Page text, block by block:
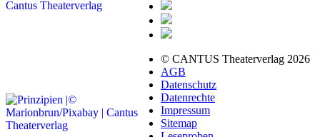
© CANTUS Theaterverlag 2026
AGB
Datenschutz
Datenrechte
Impressum
Sitemap